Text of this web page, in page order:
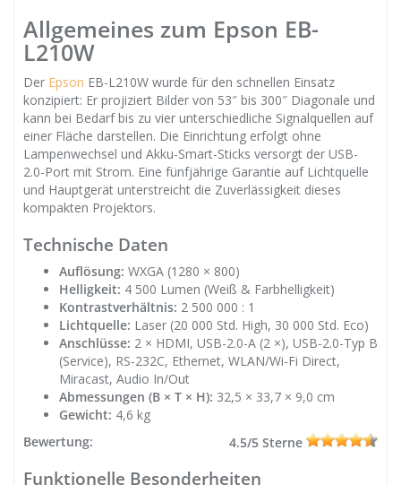
Allgemeines zum Epson EB-
L210W
Der Epson EB-L210W wurde für den schnellen Einsatz
konzipiert: Er projiziert Bilder von 53″ bis 300″ Diagonale und
kann bei Bedarf bis zu vier unterschiedliche Signalquellen auf
einer Fläche darstellen. Die Einrichtung erfolgt ohne
Lampenwechsel und Akku-Smart-Sticks versorgt der USB-
2.0-Port mit Strom. Eine fünfjährige Garantie auf Lichtquelle
und Hauptgerät unterstreicht die Zuverlässigkeit dieses
kompakten Projektors.
Technische Daten
Auflösung: WXGA (1280 × 800)
Helligkeit: 4 500 Lumen (Weiß & Farbhelligkeit)
Kontrastverhältnis: 2 500 000 : 1
Lichtquelle: Laser (20 000 Std. High, 30 000 Std. Eco)
Anschlüsse: 2 × HDMI, USB-2.0-A (2 ×), USB-2.0-Typ B
(Service), RS-232C, Ethernet, WLAN/Wi-Fi Direct,
Miracast, Audio In/Out
Abmessungen (B × T × H): 32,5 × 33,7 × 9,0 cm
Gewicht: 4,6 kg
Bewertung:
4.5/5 Sterne
Funktionelle Besonderheiten